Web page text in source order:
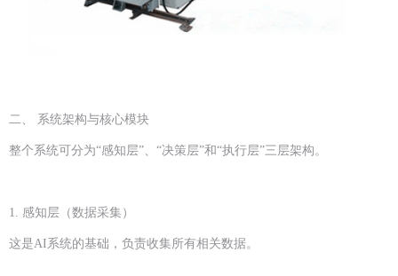
二、 系统架构与核心模块
整个系统可分为“感知层”、“决策层”和“执行层”三层架构。
1. 感知层（数据采集）
这是AI系统的基础，负责收集所有相关数据。